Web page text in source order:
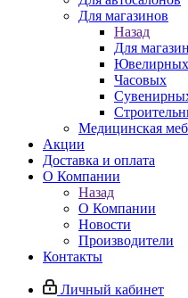
Для магазинов
Назад
Для
Ювелирных
Часовых
Медицинская
Акции
Доставка и оплата
О Компании
Назад
О Компании
Новости
Производители
Контакты
Личный кабинет